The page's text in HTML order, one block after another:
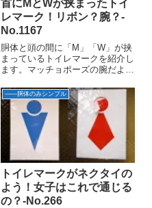
首にMとWが挟まったトイ
レマーク！リボン？腕？-
No.1167
胴体と頭の間に「M」「W」が挟
まっているトイレマークを紹介し
ます。マッチョポーズの腕だよ！
場所：沖縄県那覇市おもろまち
書店発見日：2026年3月22日リボ
ン？腕？今回のトイレマークは、
よく見る一般的な〇と△の...
――胴体のみシンプル
トイレマークがネクタイの
よう！女子はこれで通じる
の？‐No.266